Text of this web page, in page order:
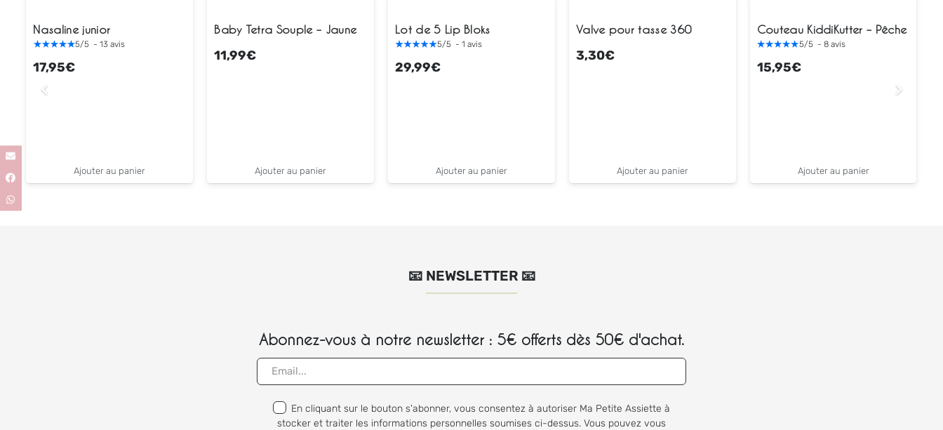
Nasaline junior
5/5 -13avis
17,95€
Ajouter au panier
Baby Tetra Souple – Jaune
11,99€
Ajouter au panier
Lot de 5 Lip Bloks
5/5 -1avis
29,99€
Ajouter au panier
Valve pour tasse 360
3,30€
Ajouter au panier
Couteau KiddiKutter – Pêche
5/5 - 8 avis
15,95€
Ajouter au panier
📧 NEWSLETTER 📧
Abonnez-vous à notre newsletter : 5€ offerts dès 50€ d'achat.
En cliquant sur le bouton s'abonner, vous consentez à autoriser Ma Petite Assiette à
stocker et traiter les informations personnelles soumises ci-dessus. Vous pouvez vous